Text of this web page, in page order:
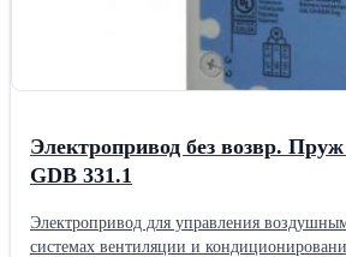
Электропривод без возвр.
GDB 331.1
Электропривод для управления
системах вентиляции и